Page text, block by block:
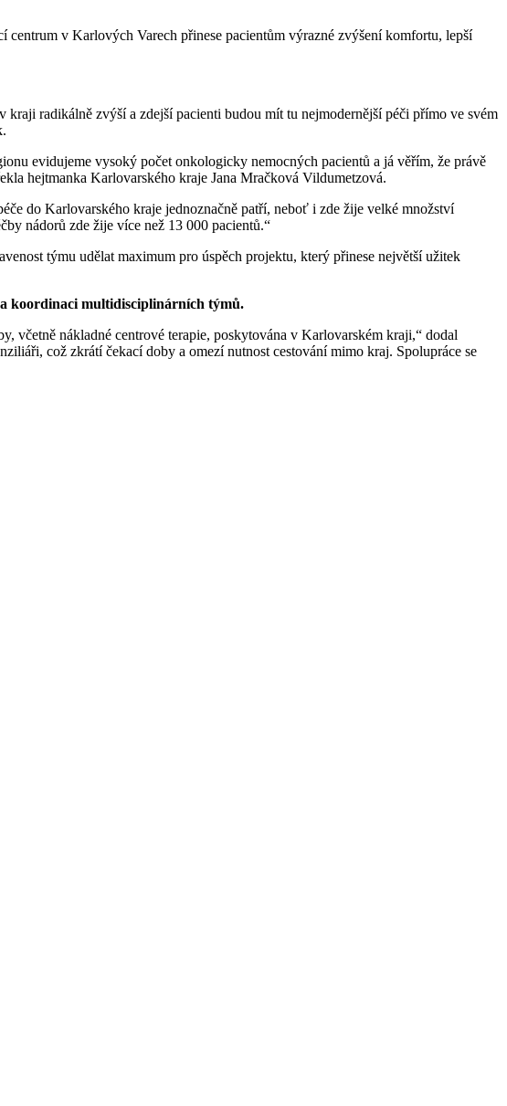
v Karlových Varech přinese pacientům výrazné zvýšení komfortu, lepší
radikálně zvýší a zdejší pacienti budou mít tu nejmodernější péči přímo ve svém
evidujeme vysoký počet onkologicky nemocných pacientů a já věřím, že právě
hejtmanka Karlovarského kraje Jana Mračková Vildumetzová.
do Karlovarského kraje jednoznačně patří, neboť i zde žije velké množství
nádorů zde žije více než 13 000 pacientů.“
týmu udělat maximum pro úspěch projektu, který přinese největší užitek
koordinaci multidisciplinárních týmů.
včetně nákladné centrové terapie, poskytována v Karlovarském kraji,“ dodal
což zkrátí čekací doby a omezí nutnost cestování mimo kraj. Spolupráce se